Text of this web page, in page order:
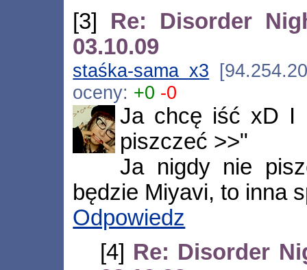
[3] Re: Disorder
03.10.09
staśka-sama x3
oceny: +0 -0
Ja chcę iść xD I
piszczeć >>"
Ja nigdy nie
będzie Miyavi, to inna
Odpowiedz
[4] Re: Disorder